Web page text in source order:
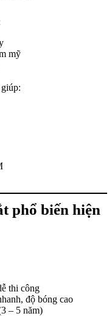
mỹ
giúp:
phổ biến hiện
thi công
độ bóng cao
– 5 năm)